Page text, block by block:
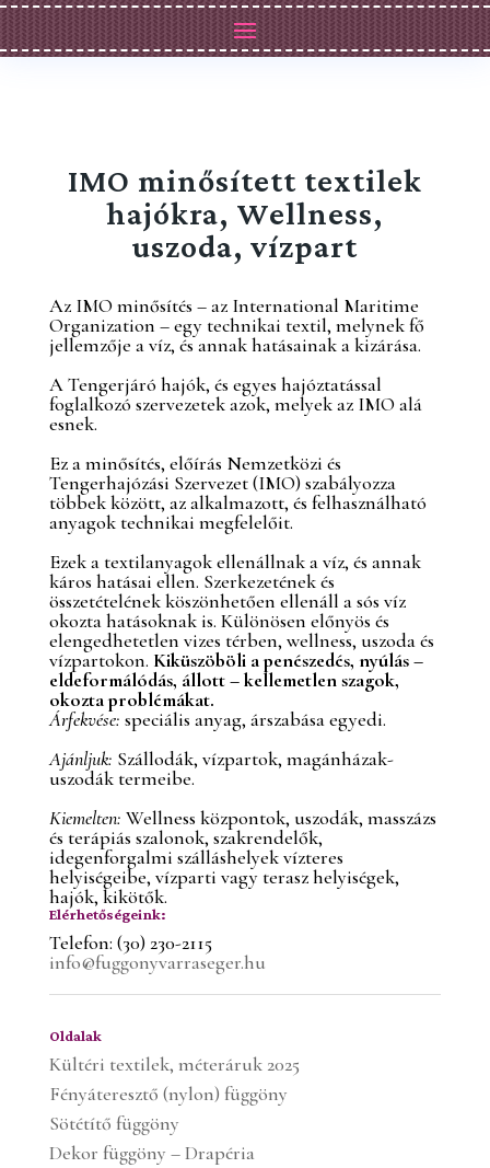
IMO minősített textilek
hajókra, Wellness,
uszoda, vízpart
Az IMO minősítés – az International Maritime
Organization – egy technikai textil, melynek fő
jellemzője a víz, és annak hatásainak a kizárása.
A Tengerjáró hajók, és egyes hajóztatással
foglalkozó szervezetek azok, melyek az IMO alá
esnek.
Ez a minősítés, előírás Nemzetközi és
Tengerhajózási Szervezet (IMO) szabályozza
többek között, az alkalmazott, és felhasználható
anyagok technikai megfelelőit.
Ezek a textilanyagok ellenállnak a víz, és annak
káros hatásai ellen. Szerkezetének és
összetételének köszönhetően ellenáll a sós víz
okozta hatásoknak is. Különösen előnyös és
elengedhetetlen vizes térben, wellness, uszoda és
vízpartokon. Kiküszöböli a penészedés, nyúlás –
eldeformálódás, állott – kellemetlen szagok,
okozta problémákat.
Árfekvése: speciális anyag, árszabása egyedi.
Ajánljuk: Szállodák, vízpartok, magánházak-
uszodák termeibe.
Kiemelten: Wellness központok, uszodák, masszázs
és terápiás szalonok, szakrendelők,
idegenforgalmi szálláshelyek vízteres
helyiségeibe, vízparti vagy terasz helyiségek,
hajók, kikötők.
Elérhetőségeink:
Telefon: (30) 230-2115
info@fuggonyvarraseger.hu
Oldalak
Kültéri textilek, méteráruk 2025
Fényáteresztő (nylon) függöny
Sötétítő függöny
Dekor függöny – Drapéria